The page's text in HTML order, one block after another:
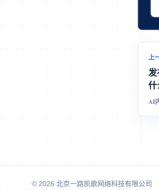
上
AI
© 2026 北京一路凯歌网络科技有限公司